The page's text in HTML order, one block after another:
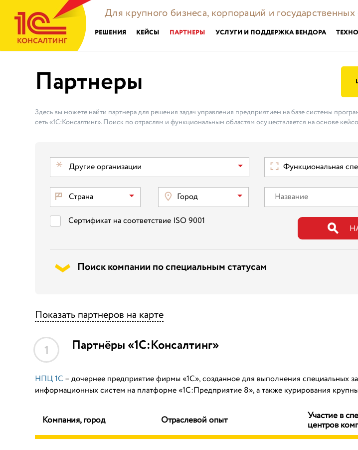
Для крупного бизнеса, корпораций и государственных
РЕШЕНИЯ КЕЙСЫ ПАРТНЕРЫ УСЛУГИ И ПОДДЕРЖКА ВЕНДОРА
Партнеры
Здесь вы можете найти партнера для решения задач управления предприятием на базе системы
сеть «1С:Консалтинг». Поиск по отраслям и функциональным областям осуществляется на основе
Другие организации
Страна Город
Сертификат на соответствие ISO 9001
Функциональная
Поиск компании по специальным статусам
Показать партнеров на карте
1 Партнёры «1С:Консалтинг»
НПЦ 1С – дочернее предприятие фирмы «1С», созданное для выполнения специальных
информационных систем на платформе «1С:Предприятие 8», а также курирования
Компания, город Отраслевой опыт Участие в
центров